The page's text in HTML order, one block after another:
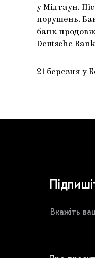
у Мідтаун.
порушень.
банк
Deutsche
21 березня у